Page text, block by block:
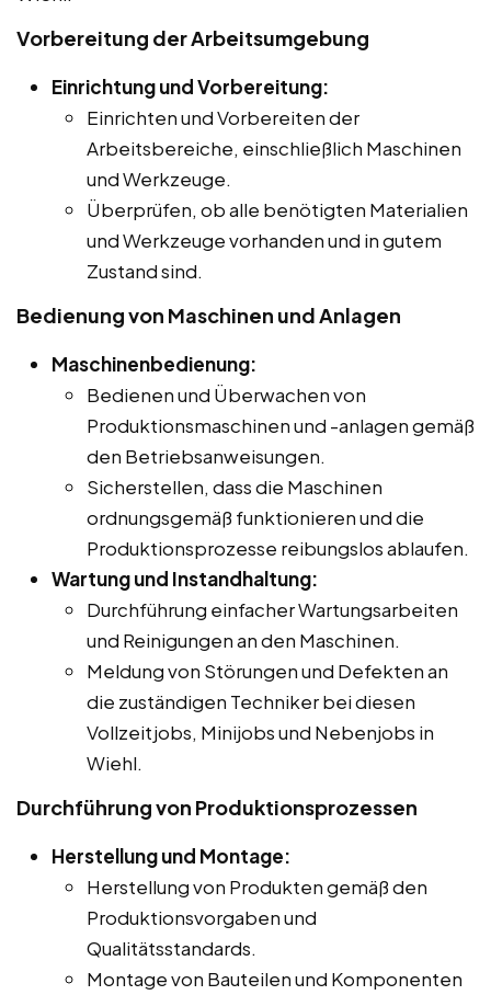
Vorbereitung der Arbeitsumgebung
Einrichtung und Vorbereitung:
Einrichten und Vorbereiten der
Arbeitsbereiche, einschließlich Maschinen
und Werkzeuge.
Überprüfen, ob alle benötigten Materialien
und Werkzeuge vorhanden und in gutem
Zustand sind.
Bedienung von Maschinen und Anlagen
Maschinenbedienung:
Bedienen und Überwachen von
Produktionsmaschinen und -anlagen gemäß
den Betriebsanweisungen.
Sicherstellen, dass die Maschinen
ordnungsgemäß funktionieren und die
Produktionsprozesse reibungslos ablaufen.
Wartung und Instandhaltung:
Durchführung einfacher Wartungsarbeiten
und Reinigungen an den Maschinen.
Meldung von Störungen und Defekten an
die zuständigen Techniker bei diesen
Vollzeitjobs, Minijobs und Nebenjobs in
Wiehl.
Durchführung von Produktionsprozessen
Herstellung und Montage:
Herstellung von Produkten gemäß den
Produktionsvorgaben und
Qualitätsstandards.
Montage von Bauteilen und Komponenten